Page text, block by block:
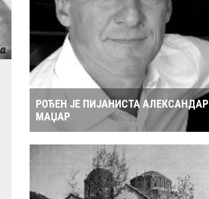
РОЂЕН ЈЕ ПИЈАНИСТА АЛЕКСАНДАР
МАЏАР